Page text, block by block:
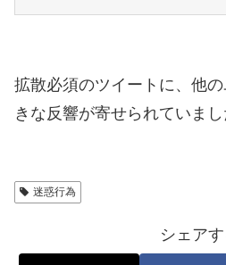
拡散必須のツイートに、他
きな反響が寄せられていまし
迷惑行為
シェア